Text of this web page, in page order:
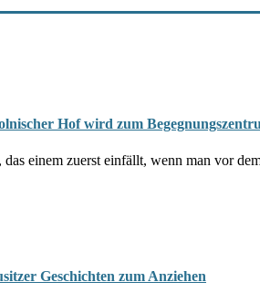
Hof wird zum
das einem zuerst einfällt, wenn man vor
Geschichten zum Anziehen